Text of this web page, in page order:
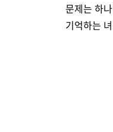
문제는 하
기억하는